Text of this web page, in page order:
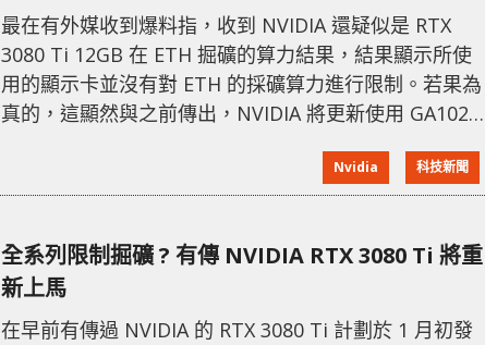
最在有外媒收到爆料指，收到 NVIDIA 還疑似是 RTX
3080 Ti 12GB 在 ETH 掘礦的算力結果，結果顯示所使
用的顯示卡並沒有對 ETH 的採礦算力進行限制。若果為
真的，這顯然與之前傳出，NVIDIA 將更新使用 GA102-
3080 Ti 的 ETH 挖礦擁有 118.9 MH/s 成績 外媒
Nvidia 科技新聞
全系列限制掘礦 ? 有傳 NVIDIA RTX 3080 Ti 將重
新上馬
在早前有傳過 NVIDIA 的 RTX 3080 Ti 計劃於 1 月初發